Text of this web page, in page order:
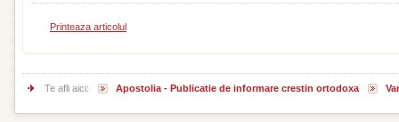
Printeaza articolul
Te afli aici: Apostolia - Publicatie de informare crestin ortodoxa